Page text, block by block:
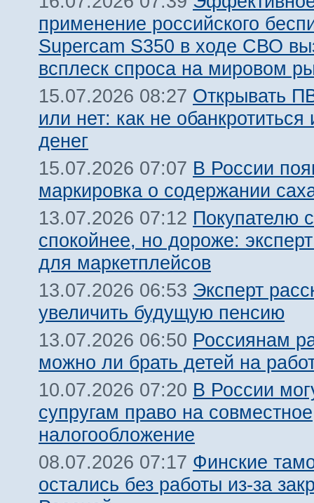
применение российского
Supercam S350 в ходе СВО
всплеск спроса на мировом
15.07.2026 08:27 Открывать
или нет: как не обанкротиться
денег
15.07.2026 07:07 В России
маркировка о содержании
13.07.2026 07:12 Покупателю
спокойнее, но дороже:
для маркетплейсов
13.07.2026 06:53 Эксперт
увеличить будущую пенсию
13.07.2026 06:50 Россиянам
можно ли брать детей на
10.07.2026 07:20 В России
супругам право на совместное
налогообложение
08.07.2026 07:17 Финские
остались без работы из-за